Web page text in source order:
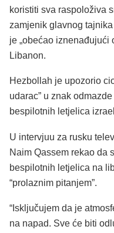
koristiti sva raspoloživa
zamjenik glavnog
je „obećao iznenađujući
Libanon.
Hezbollah je upozorio
udarac” u znak
bespilotnih letjelica
U intervjuu za rusku
Naim Qassem rekao da
bespilotnih letjelica na
“prolaznim pitanjem”.
“Isključujem da je
na napad. Sve će biti